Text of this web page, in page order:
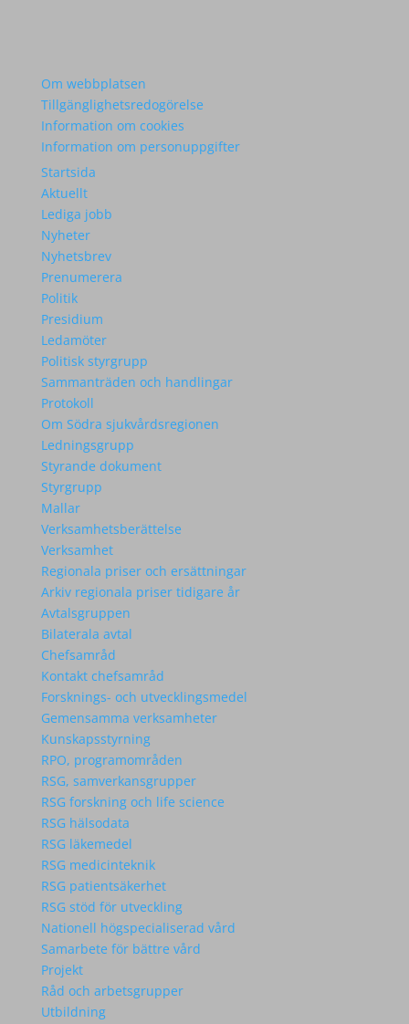
Om webbplatsen
Tillgänglighetsredogörelse
Information om cookies
Information om personuppgifter
Startsida
Aktuellt
Lediga jobb
Nyheter
Nyhetsbrev
Prenumerera
Politik
Presidium
Ledamöter
Politisk styrgrupp
Sammanträden och handlingar
Protokoll
Om Södra sjukvårdsregionen
Ledningsgrupp
Styrande dokument
Styrgrupp
Mallar
Verksamhetsberättelse
Verksamhet
Regionala priser och ersättningar
Arkiv regionala priser tidigare år
Avtalsgruppen
Bilaterala avtal
Chefsamråd
Kontakt chefsamråd
Forsknings- och utvecklingsmedel
Gemensamma verksamheter
Kunskapsstyrning
RPO, programområden
RSG, samverkansgrupper
RSG forskning och life science
RSG hälsodata
RSG läkemedel
RSG medicinteknik
RSG patientsäkerhet
RSG stöd för utveckling
Nationell högspecialiserad vård
Samarbete för bättre vård
Projekt
Råd och arbetsgrupper
Utbildning